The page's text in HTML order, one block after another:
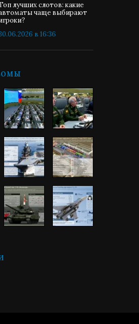
лучших слотов: какие
чаще выбирают
в 16:36